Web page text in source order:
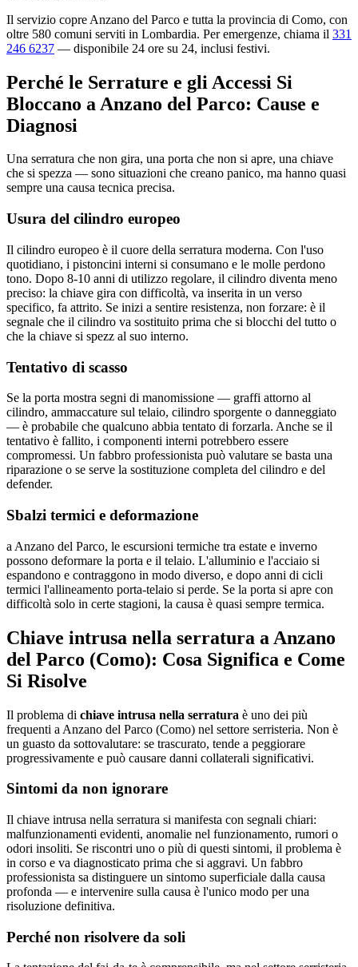
Il servizio copre Anzano del Parco e tutta la provincia di Como, con
oltre 580 comuni serviti in Lombardia. Per emergenze, chiama il 331
246 6237 — disponibile 24 ore su 24, inclusi festivi.
Perché le Serrature e gli Accessi Si
Bloccano a Anzano del Parco: Cause e
Diagnosi
Una serratura che non gira, una porta che non si apre, una chiave
che si spezza — sono situazioni che creano panico, ma hanno quasi
sempre una causa tecnica precisa.
Usura del cilindro europeo
Il cilindro europeo è il cuore della serratura moderna. Con l'uso
quotidiano, i pistoncini interni si consumano e le molle perdono
tono. Dopo 8-10 anni di utilizzo regolare, il cilindro diventa meno
preciso: la chiave gira con difficoltà, va inserita in un verso
specifico, fa attrito. Se inizi a sentire resistenza, non forzare: è il
segnale che il cilindro va sostituito prima che si blocchi del tutto o
che la chiave si spezz al suo interno.
Tentativo di scasso
Se la porta mostra segni di manomissione — graffi attorno al
cilindro, ammaccature sul telaio, cilindro sporgente o danneggiato
— è probabile che qualcuno abbia tentato di forzarla. Anche se il
tentativo è fallito, i componenti interni potrebbero essere
compromessi. Un fabbro professionista può valutare se basta una
riparazione o se serve la sostituzione completa del cilindro e del
defender.
Sbalzi termici e deformazione
a Anzano del Parco, le escursioni termiche tra estate e inverno
possono deformare la porta e il telaio. L'alluminio e l'acciaio si
espandono e contraggono in modo diverso, e dopo anni di cicli
termici l'allineamento porta-telaio si perde. Se la porta si apre con
difficoltà solo in certe stagioni, la causa è quasi sempre termica.
Chiave intrusa nella serratura a Anzano
del Parco (Como): Cosa Significa e Come
Si Risolve
Il problema di chiave intrusa nella serratura è uno dei più
frequenti a Anzano del Parco (Como) nel settore serristeria. Non è
un guasto da sottovalutare: se trascurato, tende a peggiorare
progressivamente e può causare danni collaterali significativi.
Sintomi da non ignorare
Il chiave intrusa nella serratura si manifesta con segnali chiari:
malfunzionamenti evidenti, anomalie nel funzionamento, rumori o
odori insoliti. Se riscontri uno o più di questi sintomi, il problema è
in corso e va diagnosticato prima che si aggravi. Un fabbro
professionista sa distinguere un sintomo superficiale dalla causa
profonda — e intervenire sulla causa è l'unico modo per una
risoluzione definitiva.
Perché non risolvere da soli